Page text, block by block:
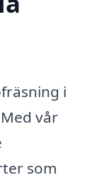
i
vår
som